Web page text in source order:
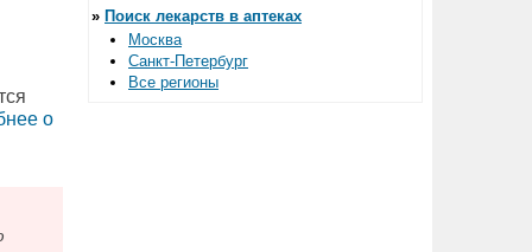
о
» Поиск лекарств в аптеках
Москва
Санкт-Петербург
Все регионы